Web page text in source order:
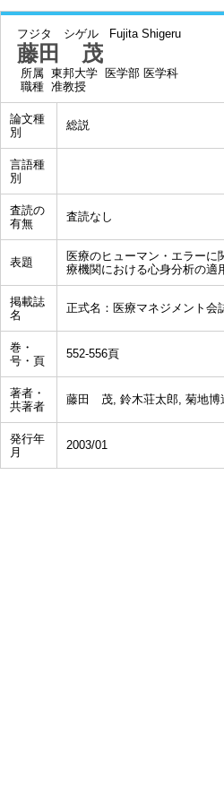
フジタ シゲル Fujita Shigeru
藤田 茂
所属 東邦大学 医学部 医学科
職種 准教授
論文種
別
総説
言語種
別
査読の
有無
査読なし
表題
医療のヒューマン・エラーに
療機関における心身分析の適
掲載誌
名
正式名：医療マネジメント会
巻・
号・頁
552-556頁
著者・
共著者
藤田 茂, 鈴木荘太郎, 菊地博
発行年
月
2003/01